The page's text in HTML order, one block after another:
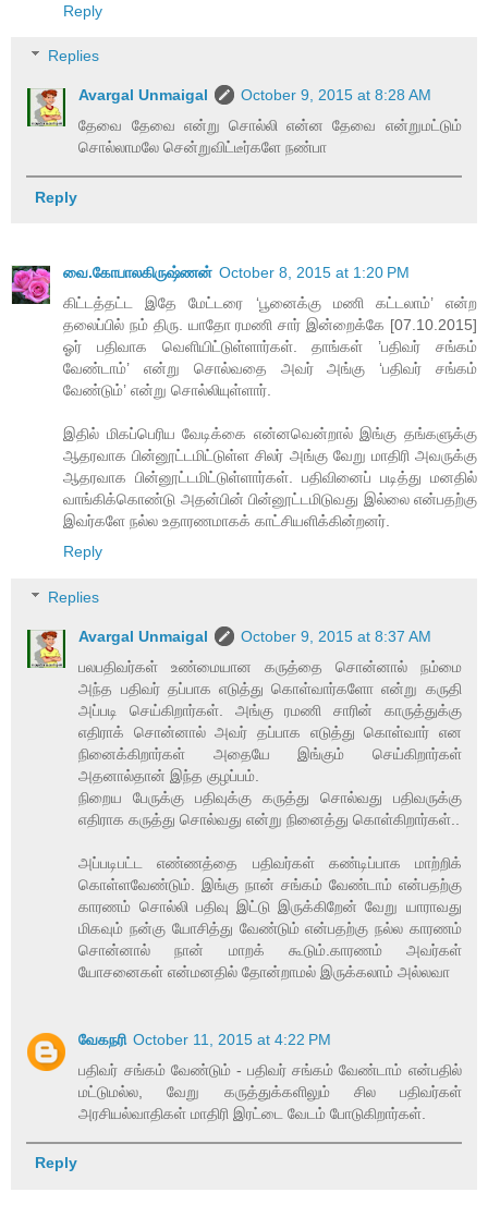
Reply
Replies
Avargal Unmaigal
October 9, 2015 at 8:28 AM
தேவை தேவை என்று சொல்லி என்ன தேவை என்றுமட்டும்
சொல்லாமலே சென்றுவிட்டீர்களே நண்பா
Reply
வை.கோபாலகிருஷ்ணன் October 8, 2015 at 1:20 PM
கிட்டத்தட்ட இதே மேட்டரை ‘பூனைக்கு மணி கட்டலாம்’ என்ற
தலைப்பில் நம் திரு. யாதோ ரமணி சார் இன்றைக்கே [07.10.2015]
ஓர் பதிவாக வெளியிட்டுள்ளார்கள். தாங்கள் ’பதிவர் சங்கம்
வேண்டாம்’ என்று சொல்வதை அவர் அங்கு ‘பதிவர் சங்கம்
வேண்டும்’ என்று சொல்லியுள்ளார்.
இதில் மிகப்பெரிய வேடிக்கை என்னவென்றால் இங்கு தங்களுக்கு
ஆதரவாக பின்னூட்டமிட்டுள்ள சிலர் அங்கு வேறு மாதிரி அவருக்கு
ஆதரவாக பின்னூட்டமிட்டுள்ளார்கள். பதிவினைப் படித்து மனதில்
வாங்கிக்கொண்டு அதன்பின் பின்னூட்டமிடுவது இல்லை என்பதற்கு
இவர்களே நல்ல உதாரணமாகக் காட்சியளிக்கின்றனர்.
Reply
Replies
Avargal Unmaigal
October 9, 2015 at 8:37 AM
பலபதிவர்கள் உண்மையான கருத்தை சொன்னால் நம்மை
அந்த பதிவர் தப்பாக எடுத்து கொள்வார்களோ என்று கருதி
அப்படி செய்கிறார்கள். அங்கு ரமணி சாரின் காருத்துக்கு
எதிராக் சொன்னால் அவர் தப்பாக எடுத்து கொள்வார் என
நினைக்கிறார்கள் அதையே இங்கும் செய்கிறார்கள்
அதனால்தான் இந்த குழப்பம்.
நிறைய பேருக்கு பதிவுக்கு கருத்து சொல்வது பதிவருக்கு
எதிராக கருத்து சொல்வது என்று நினைத்து கொள்கிறார்கள்..
அப்படிபட்ட எண்ணத்தை பதிவர்கள் கண்டிப்பாக மாற்றிக்
கொள்ளவேண்டும். இங்கு நான் சங்கம் வேண்டாம் என்பதற்கு
காரணம் சொல்லி பதிவு இட்டு இருக்கிறேன் வேறு யாராவது
மிகவும் நன்கு யோசித்து வேண்டும் என்பதற்கு நல்ல காரணம்
சொன்னால் நான் மாறக் கூடும்.காரணம் அவர்கள்
யோசனைகள் என்மனதில் தோன்றாமல் இருக்கலாம் அல்லவா
வேகநரி October 11, 2015 at 4:22 PM
பதிவர் சங்கம் வேண்டும் - பதிவர் சங்கம் வேண்டாம் என்பதில்
மட்டுமல்ல, வேறு கருத்துக்களிலும் சில பதிவர்கள்
அரசியல்வாதிகள் மாதிரி இரட்டை வேடம் போடுகிறார்கள்.
Reply